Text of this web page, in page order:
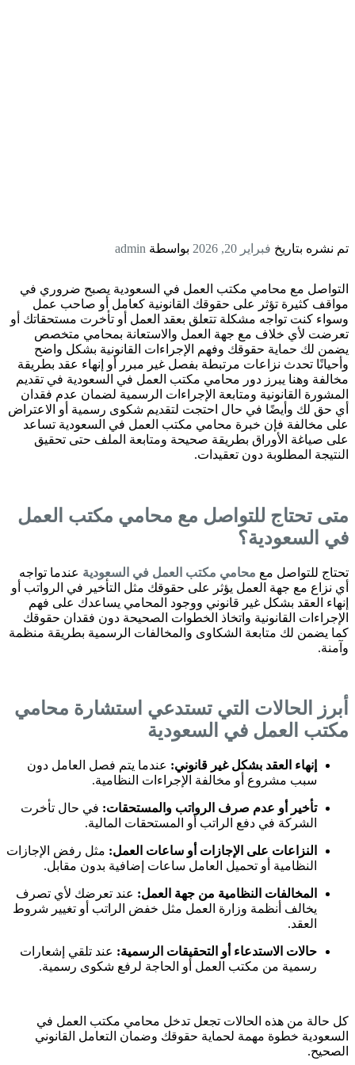
تم نشره بتاريخ فبراير 20, 2026 بواسطة admin
التواصل مع محامي مكتب العمل في السعودية يصبح ضروري في
مواقف كثيرة تؤثر على حقوقك القانونية كعامل أو صاحب عمل
وسواء كنت تواجه مشكلة تتعلق بعقد العمل أو تأخرت مستحقاتك أو
تعرضت لأي خلاف مع جهة العمل والاستعانة بمحامي متخصص
يضمن لك حماية حقوقك وفهم الإجراءات القانونية بشكل واضح
وأحيانًا تحدث نزاعات مرتبطة بفصل غير مبرر أو إنهاء عقد بطريقة
مخالفة وهنا يبرز دور محامي مكتب العمل في السعودية في تقديم
المشورة القانونية ومتابعة الإجراءات الرسمية لضمان عدم فقدان
أي حق لك وأيضًا في حال احتجت لتقديم شكوى رسمية أو الاعتراض
على مخالفة فإن خبرة محامي مكتب العمل في السعودية تساعد
على صياغة الأوراق بطريقة صحيحة ومتابعة الملف حتى تحقيق
النتيجة المطلوبة دون تعقيدات.
متى تحتاج للتواصل مع محامي مكتب العمل
في السعودية؟
تحتاج للتواصل مع محامي مكتب العمل في السعودية عندما تواجه
أي نزاع مع جهة العمل يؤثر على حقوقك مثل التأخير في الرواتب أو
إنهاء العقد بشكل غير قانوني ووجود المحامي يساعدك على فهم
الإجراءات القانونية واتخاذ الخطوات الصحيحة دون فقدان حقوقك
كما يضمن لك متابعة الشكاوى والمخالفات الرسمية بطريقة منظمة
وآمنة.
أبرز الحالات التي تستدعي استشارة محامي
مكتب العمل في السعودية
إنهاء العقد بشكل غير قانوني: عندما يتم فصل العامل دون
سبب مشروع أو مخالفة الإجراءات النظامية.
تأخير أو عدم صرف الرواتب والمستحقات: في حال تأخرت
الشركة في دفع الراتب أو المستحقات المالية.
النزاعات على الإجازات أو ساعات العمل: مثل رفض الإجازات
النظامية أو تحميل العامل ساعات إضافية بدون مقابل.
المخالفات النظامية من جهة العمل: عند تعرضك لأي تصرف
يخالف أنظمة وزارة العمل مثل خفض الراتب أو تغيير شروط
العقد.
حالات الاستدعاء أو التحقيقات الرسمية: عند تلقي إشعارات
رسمية من مكتب العمل أو الحاجة لرفع شكوى رسمية.
كل حالة من هذه الحالات تجعل تدخل محامي مكتب العمل في
السعودية خطوة مهمة لحماية حقوقك وضمان التعامل القانوني
الصحيح.